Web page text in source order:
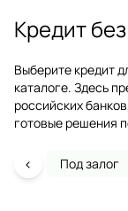
Кредит
Выберите кредит
каталоге. Здесь
российских
готовые решения
Под залог
‹